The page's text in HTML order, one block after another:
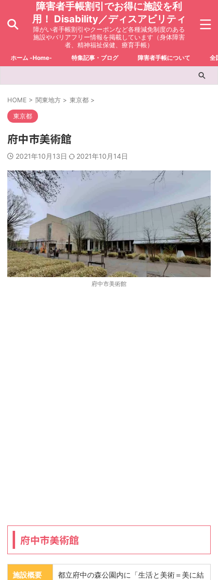
障害者手帳割引でお得に施設を利
用！ Disability／ディスアビリティ
障がい者手帳割引やクーポンなど各種減免制度のある
施設やバリアフリー情報を掲載しています（身体障害
者、精神福祉保健、療育手帳）
ホーム -Home- 特集記事・ブログ 障害者手帳について 全
HOME > 関東地方 > 東京都 >
東京都
府中市美術館
2021年10月13日 2021年10月14日
府中市美術館
府中市美術館
施設概要
都立府中の森公園内に「生活と美術＝美に結